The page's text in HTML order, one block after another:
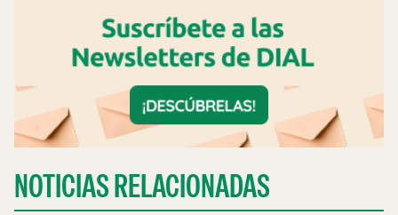
NOTICIAS RELACIONADAS